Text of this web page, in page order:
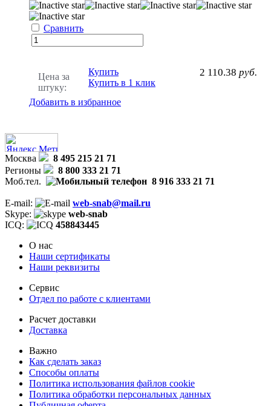
Сравнить
Цена за
штуку:
2 110.38 руб.
Купить
Купить в 1 клик
Добавить в избранное
Москва
8 495 215 21 71
Регионы
8 800 333 21 71
Моб.тел.
8 916 333 21 71
E-mail:
web-snab@mail.ru
Skype:
web-snab
ICQ:
458843445
О нас
Наши сертификаты
Наши реквизиты
Сервис
Отдел по работе с клиентами
Расчет доставки
Доставка
Важно
Как сделать заказ
Способы оплаты
Политика использования файлов cookie
Политика обработки персональных данных